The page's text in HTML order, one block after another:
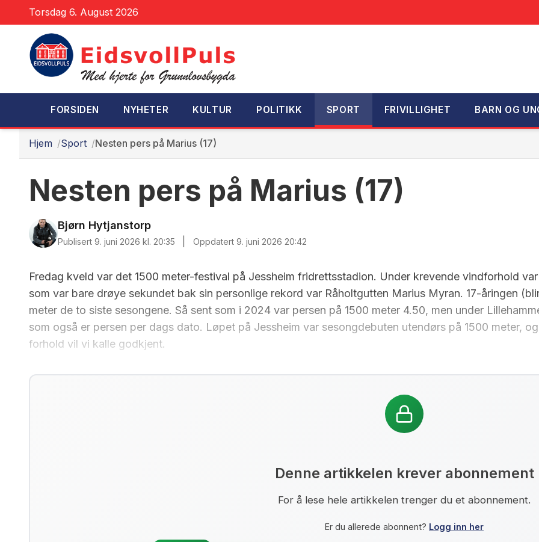
Torsdag 6. August 2026
FORSIDEN NYHETER KULTUR POLITIKK SPORT FRIVILLIGHET BARN OG
Hjem Sport Nesten pers på Marius (17)
Nesten pers på Marius (17)
Bjørn Hytjanstorp
Publisert 9. juni 2026 kl. 20:35 Oppdatert 9. juni 2026 20:42
Fredag kveld var det 1500 meter-festival på Jessheim fridrettsstadion. Under krevende vindforhold
som var bare drøye sekundet bak sin personlige rekord var Råholtgutten Marius Myran. 17-åringen
meter de to siste sesongene. Så sent som i 2024 var persen på 1500 meter 4.50, men under
som også er persen per dags dato. Løpet på Jessheim var sesongdebuten utendørs på 1500 meter,
forhold vil vi kalle godkjent.
Denne artikkelen krever abonnement
For å lese hele artikkelen trenger du et abonnement.
Er du allerede abonnent? Logg inn her